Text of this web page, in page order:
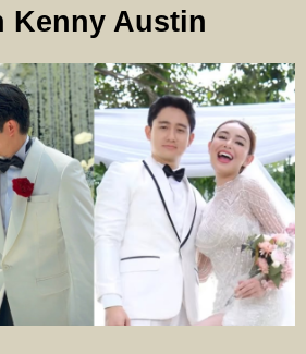
Kenny Austin